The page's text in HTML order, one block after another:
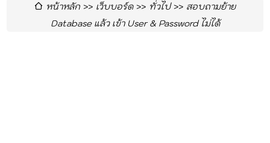
หน้าหลัก เว็บบอร์ด ทั่วไป
สอบถามย้าย
Database แล้ว เข้า User & Password ไม่ได้